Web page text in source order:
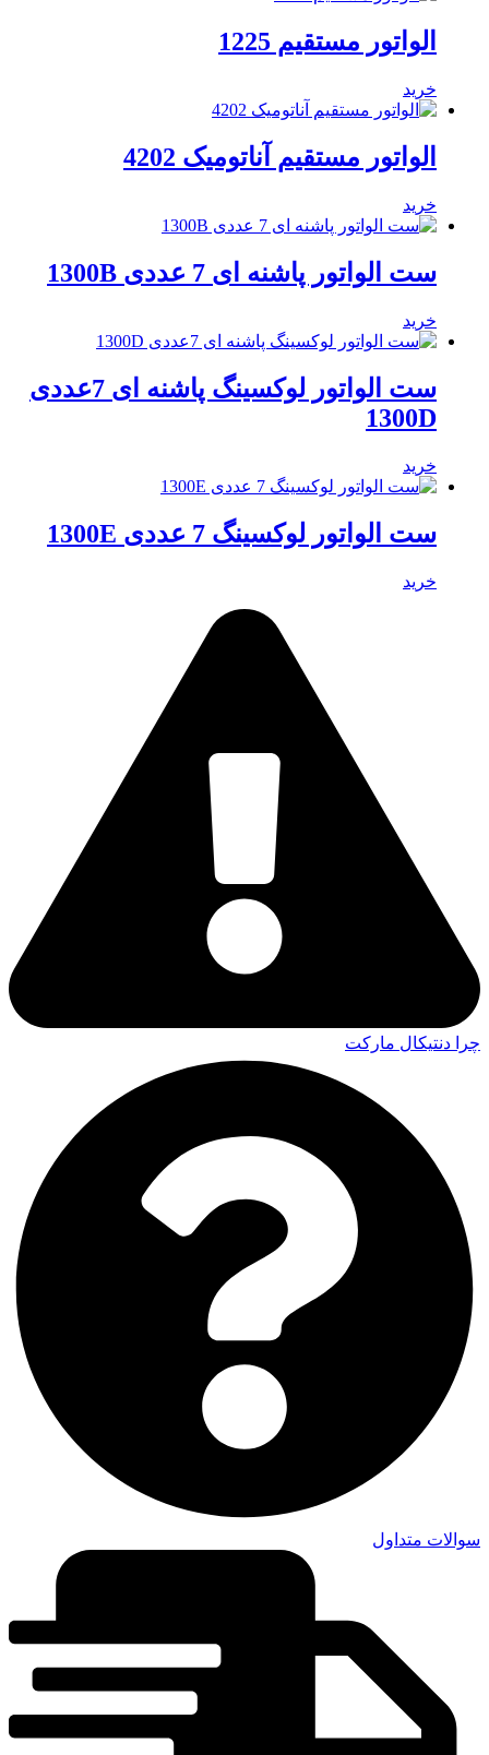
الواتور مستقیم 1225
خرید
الواتور مستقیم آناتومیک 4202
خرید
ست الواتور پاشنه ای 7 عددی 1300B
خرید
ست الواتور لوکسینگ پاشنه ای 7عددی
1300D
خرید
ست الواتور لوکسینگ 7 عددی 1300E
خرید
چرا دنتیکال مارکت
سوالات متداول